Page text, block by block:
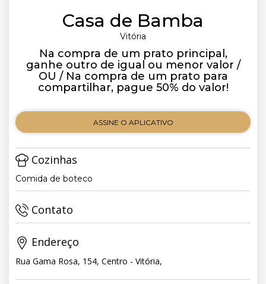
Casa de Bamba
Vitória
Na compra de um prato principal,
ganhe outro de igual ou menor valor /
OU / Na compra de um prato para
compartilhar, pague 50% do valor!
ASSINE O APLICATIVO
Cozinhas
Comida de boteco
Contato
Endereço
Rua Gama Rosa, 154, Centro - Vitória,